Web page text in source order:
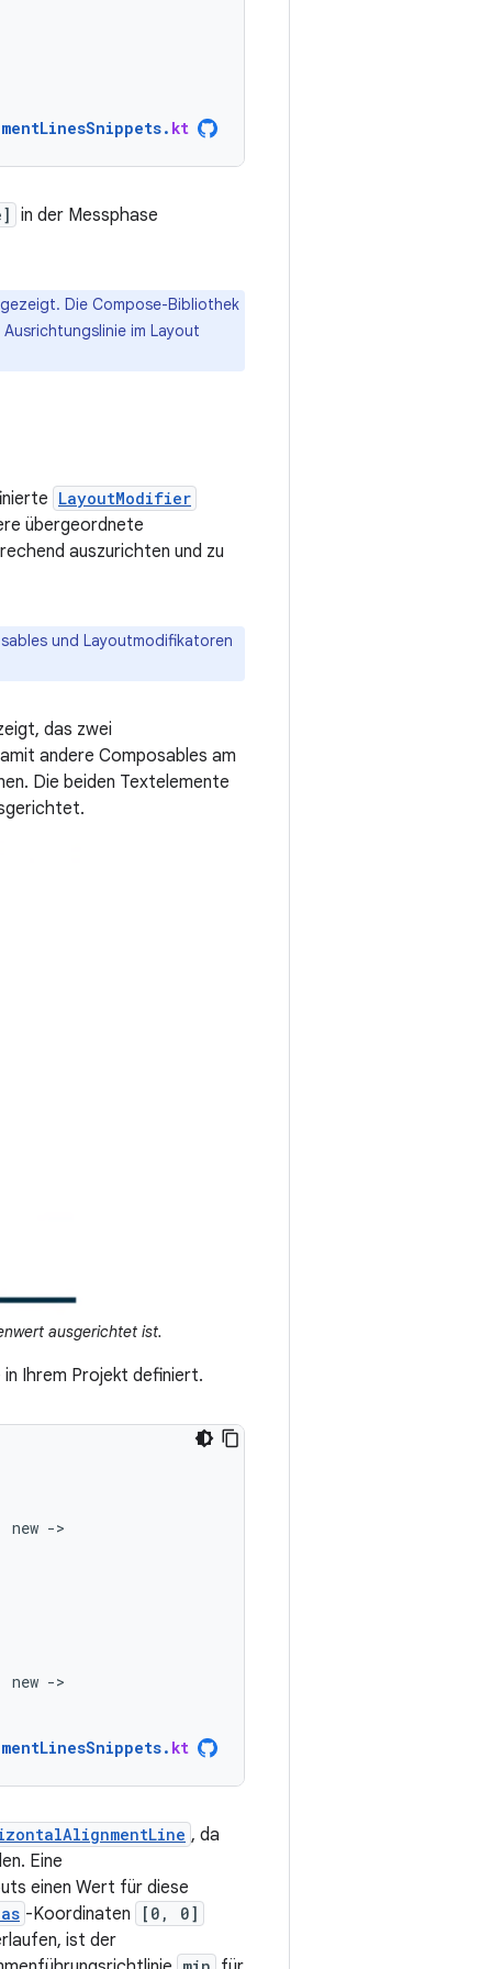
. kt
in der Messphase
Die Compose-Bibliothek
im Layout
LayoutModifier
übergeordnete
auszurichten und zu
und Layoutmodifikatoren
das zwei
andere Composables am
Die beiden Textelemente
ausgerichtet ist.
Ihrem Projekt definiert.
new -
new -
. kt
, da
Eine
einen Wert für diese
-Koordinaten [0, 0]
ist der